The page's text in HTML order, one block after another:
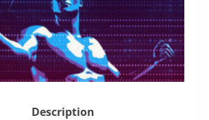
Description